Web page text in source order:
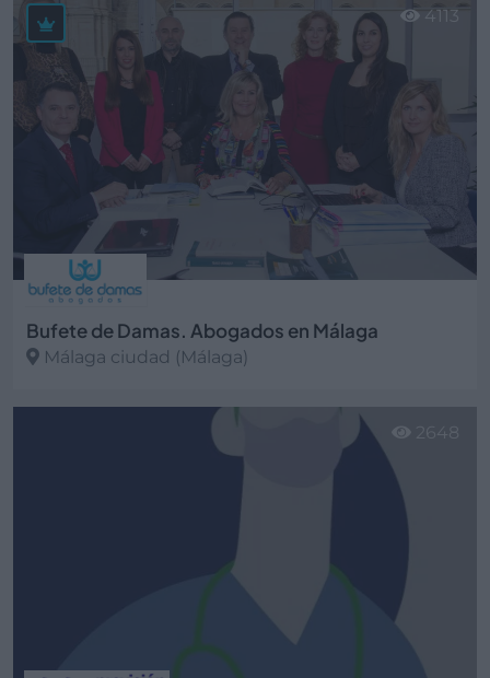
Bufete de Damas. Abogados en Málaga
Málaga ciudad (Málaga)
Ver más
4113